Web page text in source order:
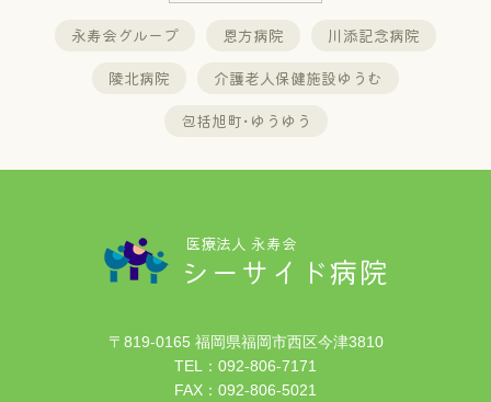
永寿会グループ 恩方病院
川添記念病院
陵北病院
介護老人保健施設ゆうむ
包括旭町･ゆうゆう
医療法人 永寿会
シーサイド病院
〒819-0165 福岡県福岡市西区今津3810
TEL： 092-806-7171
FAX：092-806-5021